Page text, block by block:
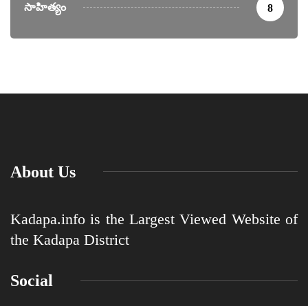
సాహిత్యం 8
About Us
Kadapa.info is the Largest Viewed Website of
the Kadapa District
Social